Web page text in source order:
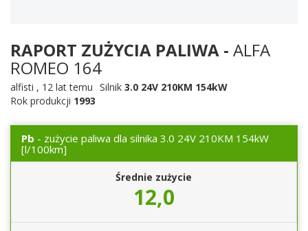
RAPORT ZUŻYCIA PALIWA - ALFA
ROMEO 164
alfisti , 12 lat temu Silnik 3.0 24V 210KM 154kW
Rok produkcji 1993
Pb - zużycie paliwa dla silnika 3.0 24V 210KM 154kW
[l/100km]
Średnie zużycie
12,0